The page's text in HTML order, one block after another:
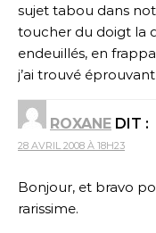
sujet tabou dans
toucher du doigt la
endeuillés, en
j’ai trouvé
ROXANE DIT :
28 AVRIL 2008 À 18H23
Bonjour, et bravo
rarissime.